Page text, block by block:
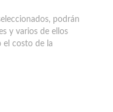
podrán
y varios de ellos
el costo de la